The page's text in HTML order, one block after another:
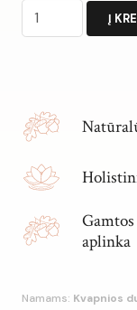
produkto
kiekis:
DVELKSMAS
Į
aplinka
Namams: Kvapnios